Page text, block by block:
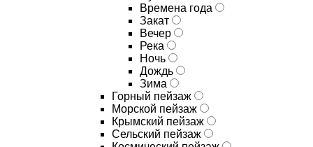
Времена года
Закат
Вечер
Река
Ночь
Дождь
Зима
Горный пейзаж
Морской пейзаж
Крымский пейзаж
Сельский пейзаж